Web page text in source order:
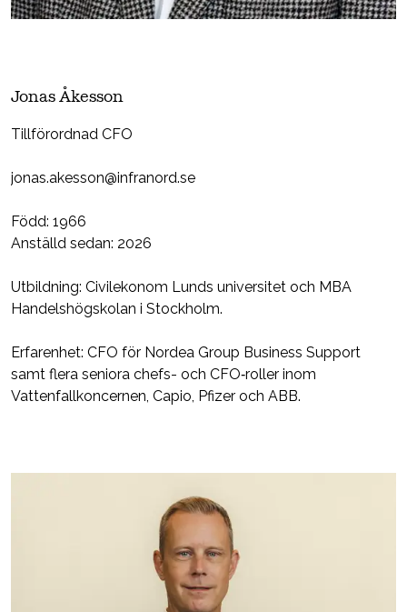
Jonas Åkesson
Tillförordnad CFO
jonas.akesson@infranord.se
Född: 1966
Anställd sedan: 2026
Utbildning: Civilekonom Lunds universitet och MBA
Handelshögskolan i Stockholm.
Erfarenhet: CFO för Nordea Group Business Support
samt flera seniora chefs- och CFO‑roller inom
Vattenfallkoncernen, Capio, Pfizer och ABB.